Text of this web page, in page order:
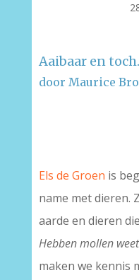
Aaibaar en
door Maurice
Els de Groen is
name met dieren.
aarde en dieren
Hebben mollen
maken we kennis